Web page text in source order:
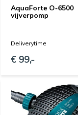
AquaForte O-6500
vijverpomp
Deliverytime
€ 99,-